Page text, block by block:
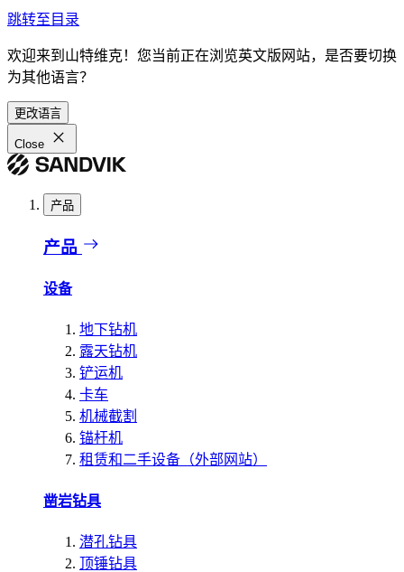
跳转至目录
欢迎来到山特维克！您当前正在浏览英文版网站，是否要切换
为其他语言？
更改语言
Close
产品
产品
设备
地下钻机
露天钻机
铲运机
卡车
机械截割
锚杆机
租赁和二手设备（外部网站）
凿岩钻具
潜孔钻具
顶锤钻具